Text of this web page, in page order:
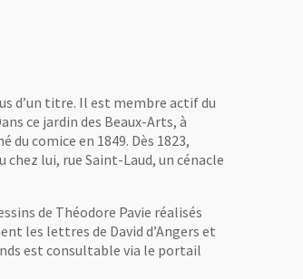
d’un titre. Il est membre actif du
ce jardin des Beaux-Arts, à
du comice en 1849. Dès 1823,
chez lui, rue Saint-Laud, un cénacle
de Théodore Pavie réalisés
les lettres de David d’Angers et
est consultable via le portail